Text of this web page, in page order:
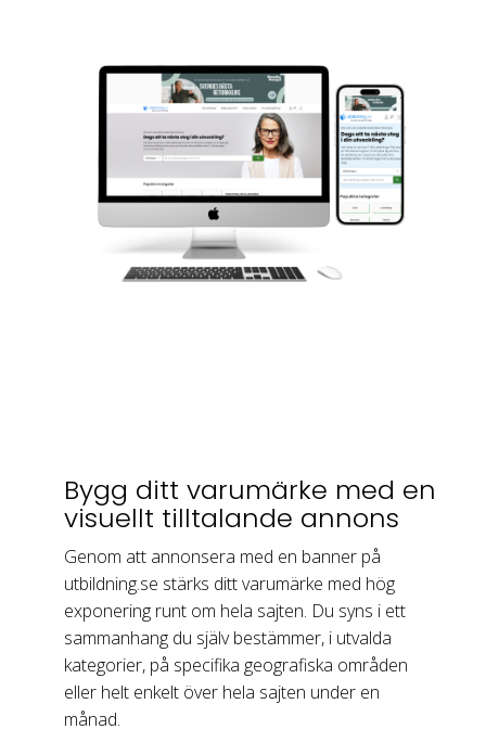
Bygg ditt varumärke med en
visuellt tilltalande annons
Genom att annonsera med en banner på
utbildning.se stärks ditt varumärke med hög
exponering runt om hela sajten. Du syns i ett
sammanhang du själv bestämmer, i utvalda
kategorier, på specifika geografiska områden
eller helt enkelt över hela sajten under en
månad.